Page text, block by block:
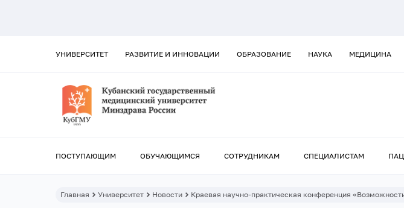
УНИВЕРСИТЕТ РАЗВИТИЕ И ИННОВАЦИИ ОБРАЗОВАНИЕ НАУКА МЕДИЦИНА
ПОСТУПАЮЩИМ ОБУЧАЮЩИМСЯ СОТРУДНИКАМ СПЕЦИАЛИСТАМ
Главная Университет Новости Краевая научно-практическая конференция